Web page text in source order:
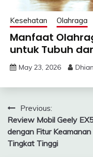
Kesehatan Olahraga
Manfaat
untuk Tubuh
May 23, 2026
Post
navigation
Previous:
Review Mobil Geely
dengan Fitur Keamanan
Tingkat Tinggi